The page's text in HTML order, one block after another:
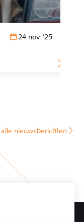
24 nov '25
alle nieuwsberichten